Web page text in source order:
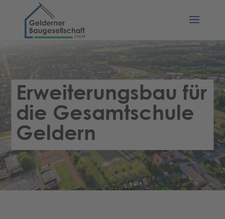
Erweiterungsbau für
die Gesamtschule
Geldern